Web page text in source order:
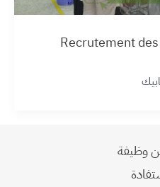
Recrutement
وظيفة